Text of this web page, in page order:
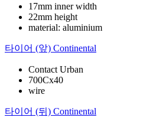
17mm inner width
22mm height
material: aluminium
타이어 (앞) Continental
Contact Urban
700Cx40
wire
타이어 (뒤) Continental